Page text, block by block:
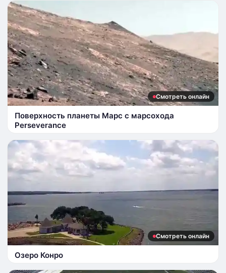
Смотреть онлайн
Поверхность планеты Марс с марсохода
Perseverance
Смотреть онлайн
Озеро Конро